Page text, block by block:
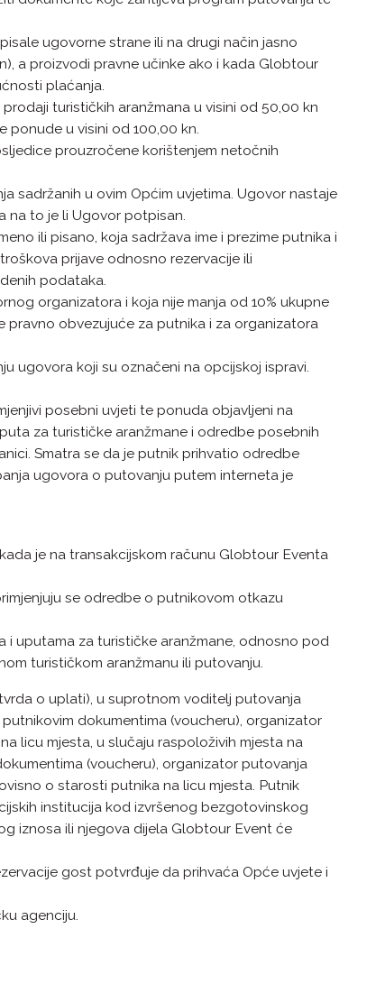
ugovorne strane ili na drugi način jasno
a proizvodi pravne učinke ako i kada Globtour
plaćanja.
turističkih aranžmana u visini od 50,00 kn
ponude u visini od 100,00 kn.
prouzročene korištenjem netočnih
sadržanih u ovim Općim uvjetima. Ugovor nastaje
na to je li Ugovor potpisan.
ili pisano, koja sadržava ime i prezime putnika i
prijave odnosno rezervacije ili
podataka.
organizatora i koja nije manja od 10% ukupne
obvezujuće za putnika i za organizatora
ugovora koji su označeni na opcijskoj ispravi.
posebni uvjeti te ponuda objavljeni na
za turističke aranžmane i odredbe posebnih
Smatra se da je putnik prihvatio odredbe
ugovora o putovanju putem interneta je
je na transakcijskom računu Globtour Eventa
se odredbe o putnikovom otkazu
i uputama za turističke aranžmane, odnosno pod
turističkom aranžmanu ili putovanju.
o uplati), u suprotnom voditelj putovanja
dokumentima (voucheru), organizator
licu mjesta, u slučaju raspoloživih mjesta na
(voucheru), organizator putovanja
o starosti putnika na licu mjesta. Putnik
institucija kod izvršenog bezgotovinskog
iznosa ili njegova dijela Globtour Event će
gost potvrđuje da prihvaća Opće uvjete i
agenciju.